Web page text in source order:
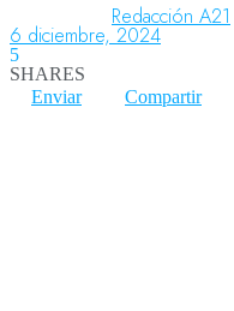
Redacción A21
6 diciembre, 2024
5
SHARES
Enviar
Compartir